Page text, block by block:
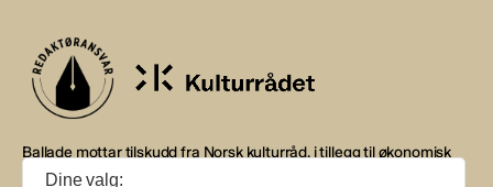
Ballade mottar tilskudd fra Norsk kulturråd, i tillegg til økonomisk
støtte fra eierne NOPA, Norsk komponistforening og
Dine valg: